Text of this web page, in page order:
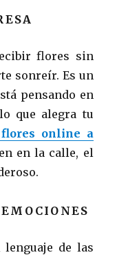
flores sin
sonreír. Es un
pensando en
que alegra tu
online a
en la calle, el
de las